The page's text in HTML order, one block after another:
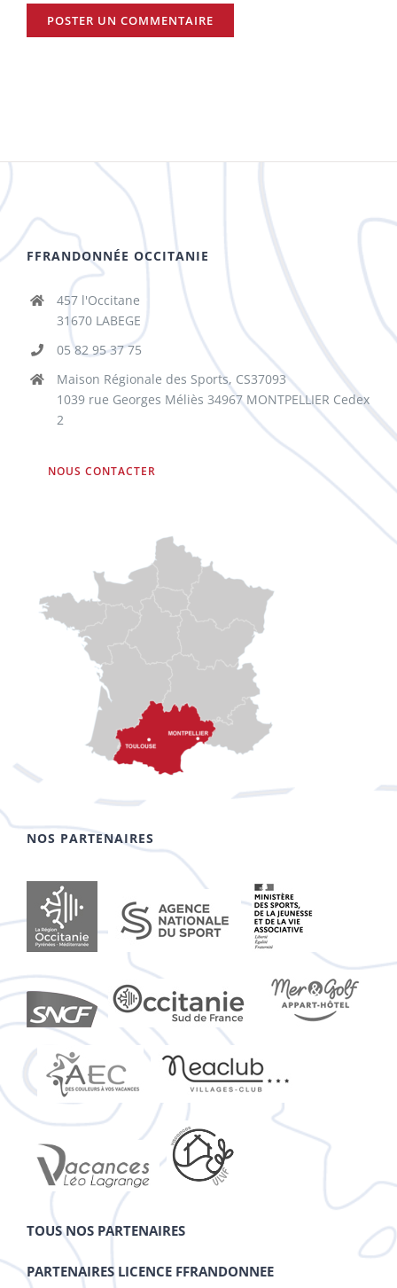
FFRANDONNÉE OCCITANIE
457 l'Occitane
31670 LABEGE
05 82 95 37 75
Maison Régionale des Sports, CS37093
1039 rue Georges Méliès 34967 MONTPELLIER Cedex
2
NOUS CONTACTER
NOS PARTENAIRES
TOUS NOS PARTENAIRES
PARTENAIRES LICENCE FFRANDONNEE